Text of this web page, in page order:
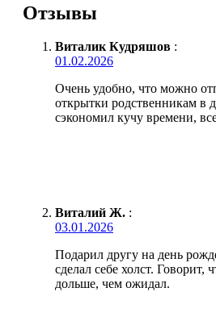
Отзывы
Виталик Кудряшов :
01.02.2026
Очень удобно, что можно
открытки родственникам в
сэкономил кучу времени,
Виталий Ж. :
03.01.2026
Подарил другу на день
сделал себе холст. Говорит,
дольше, чем ожидал.